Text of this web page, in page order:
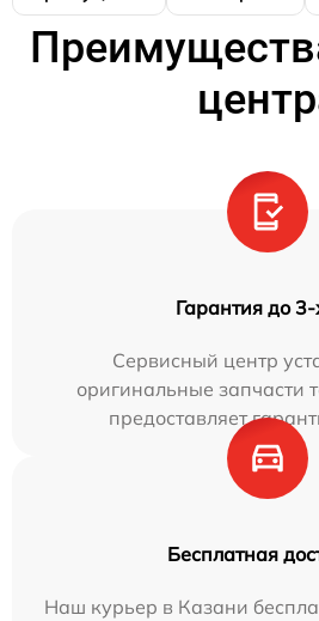
Гарантия до 3-
Сервисный центр
оригинальные запчасти
предоставляет
Бесплатная
Наш курьер в Казани